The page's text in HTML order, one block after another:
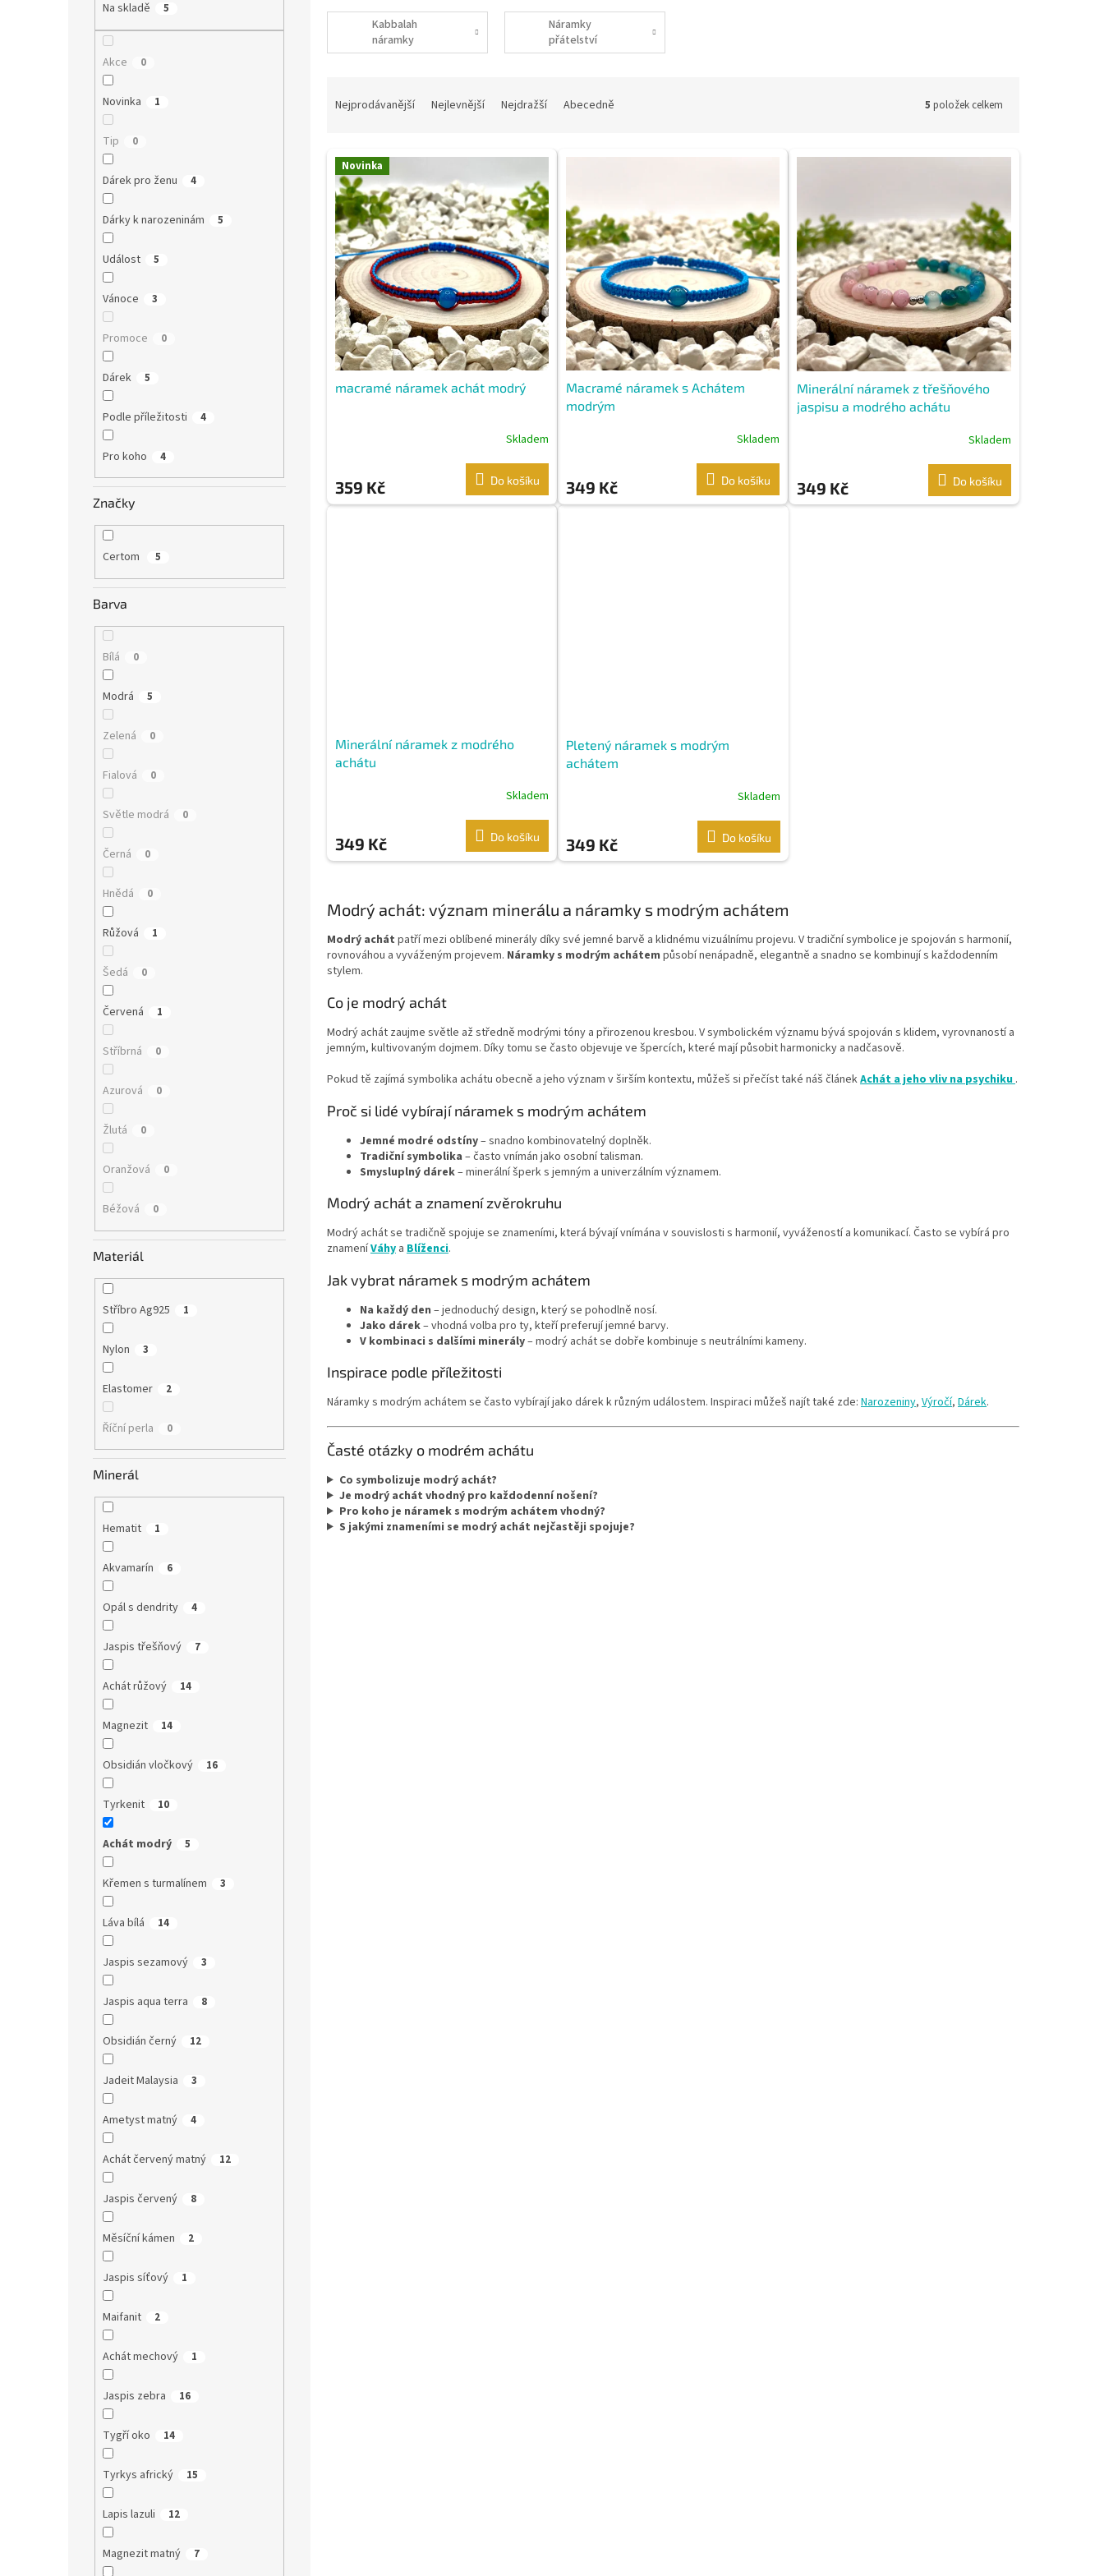
Na skladě 5
Akce 0
Novinka 1
Tip 0
Dárek pro ženu 4
Dárky k narozeninám 5
Událost 5
Vánoce 3
Promoce 0
Dárek 5
Podle příležitosti 4
Pro koho 4
Značky
Certom 5
Barva
Bílá 0
Modrá 5
Zelená 0
Fialová 0
Světle modrá 0
Černá 0
Hnědá 0
Růžová 1
Šedá 0
Červená 1
Stříbrná 0
Azurová 0
Žlutá 0
Oranžová 0
Béžová 0
Materiál
Stříbro Ag925 1
Nylon 3
Elastomer 2
Říční perla 0
Minerál
Hematit 1
Akvamarín 6
Opál s dendrity 4
Jaspis třešňový 7
Achát růžový 14
Magnezit 14
Obsidián vločkový 16
Tyrkenit 10
Achát modrý 5
Křemen s turmalínem 3
Láva bílá 14
Jaspis sezamový 3
Jaspis aqua terra 8
Obsidián černý 12
Jadeit Malaysia 3
Ametyst matný 4
Achát červený matný 12
Jaspis červený 8
Měsíční kámen 2
Jaspis síťový 1
Maifanit 2
Achát mechový 1
Jaspis zebra 16
Tygří oko 14
Tyrkys africký 15
Lapis lazuli 12
Magnezit matný 7
Kabbalah
náramky
Náramky
přátelství
n
p
Nejprodávanější Nejlevnější Nejdražší Abecedně 5 položek celkem
V
p
p
Novinka
macramé náramek achát modrý
Skladem
359 Kč Do košíku
Macramé náramek s Achátem
modrým
Skladem
349 Kč Do košíku
Minerální náramek z třešňového
jaspisu a modrého achátu
Skladem
349 Kč Do košíku
Minerální náramek z modrého
achátu
Skladem
349 Kč Do košíku
Pletený náramek s modrým
achátem
Skladem
349 Kč Do košíku
l
d
a
r
v
k
v
u
Modrý achát: význam minerálu a náramky s modrým achátem
Modrý achát patří mezi oblíbené minerály díky své jemné barvě a klidnému vizuálnímu projevu. V tradiční symbolice je spojován s harmonií,
rovnováhou a vyváženým projevem. Náramky s modrým achátem působí nenápadně, elegantně a snadno se kombinují s každodenním
stylem.
Co je modrý achát
Modrý achát zaujme světle až středně modrými tóny a přirozenou kresbou. V symbolickém významu bývá spojován s klidem, vyrovnaností a
jemným, kultivovaným dojmem. Díky tomu se často objevuje ve špercích, které mají působit harmonicky a nadčasově.
Pokud tě zajímá symbolika achátu obecně a jeho význam v širším kontextu, můžeš si přečíst také náš článekAchát a jeho vliv na psychiku .
Proč si lidé vybírají náramek s modrým achátem
Jemné modré odstíny– snadno kombinovatelný doplněk.
Tradiční symbolika – často vnímán jako osobní talisman.
Smysluplný dárek– minerální šperk s jemným a univerzálním významem.
Modrý achát a znamení zvěrokruhu
Modrý achát se tradičně spojuje se znameními, která bývají vnímána v souvislosti s harmonií, vyvážeností a komunikací. Často se vybírá pro
znameníVáhy a Blíženci.
Jak vybrat náramek s modrým achátem
Na každý den – jednoduchý design, který se pohodlně nosí.
Jako dárek– vhodná volba pro ty, kteří preferují jemné barvy.
V kombinaci s dalšími minerály– modrý achát se dobře kombinuje s neutrálními kameny.
Inspirace podle příležitosti
Náramky s modrým achátem se často vybírají jako dárek k různým událostem. Inspiraci můžeš najít také zde: Narozeniny, Výročí, Dárek.
Časté otázky o modrém achátu
Co symbolizuje modrý achát?
Je modrý achát vhodný pro každodenní nošení?
Pro koho je náramek s modrým achátem vhodný?
S jakými znameními se modrý achát nejčastěji spojuje?